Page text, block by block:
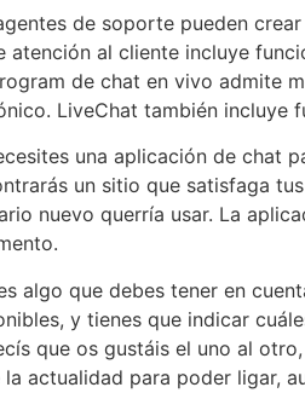
de soporte pueden
atención al cliente incluye
de chat en vivo admite
LiveChat también incluye
una aplicación de chat
un sitio que satisfaga
nuevo querría usar. La
algo que debes tener en
y tienes que indicar
que os gustáis el uno al
actualidad para poder ligar,